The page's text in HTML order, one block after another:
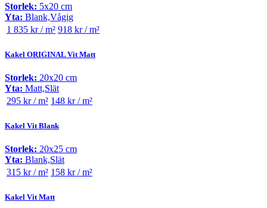
Storlek: 5x20 cm
Yta: Blank,Vågig
1 835 kr / m² 918 kr / m²
Kakel ORIGINAL Vit Matt
Storlek: 20x20 cm
Yta: Matt,Slät
295 kr / m² 148 kr / m²
Kakel Vit Blank
Storlek: 20x25 cm
Yta: Blank,Slät
315 kr / m² 158 kr / m²
Kakel Vit Matt